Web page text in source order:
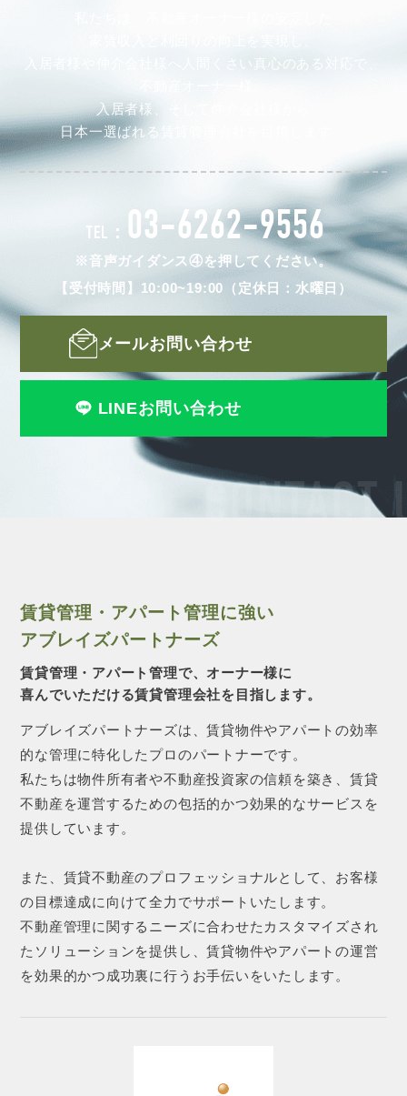
CONTACT
入居者様や仲介会社様へ人間くさい真心のある対応で、
入居者様、そして仲介会社様から
日本一選ばれる賃貸管理会社を目指します。
TEL： 03-6262-9556
※音声ガイダンス④を押してください。
【受付時間】10:00~19:00（定休日：水曜日）
メールお問い合わせ
LINEお問い合わせ
賃貸管理・アパート管理に強い
アブレイズパートナーズ
賃貸管理・アパート管理で、オーナー様に
喜んでいただける賃貸管理会社を目指します。
アブレイズパートナーズは、賃貸物件やアパートの効率
的な管理に特化したプロのパートナーです。
私たちは物件所有者や不動産投資家の信頼を築き、賃貸
不動産を運営するための包括的かつ効果的なサービスを
提供しています。
また、賃貸不動産のプロフェッショナルとして、お客様
の目標達成に向けて全力でサポートいたします。
不動産管理に関するニーズに合わせたカスタマイズされ
たソリューションを提供し、賃貸物件やアパートの運営
を効果的かつ成功裏に行うお手伝いをいたします。